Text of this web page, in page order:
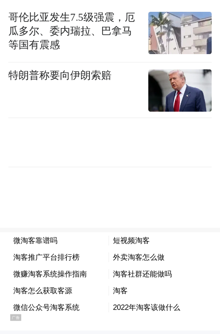
哥伦比亚发生7.5级强震，厄
瓜多尔、委内瑞拉、巴拿马
等国有震感
特朗普称要向伊朗索赔